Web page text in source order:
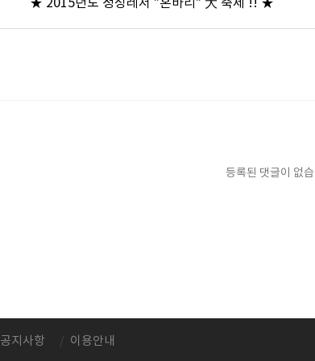
★ 2015년도 정성레저 "혼바리" 大 축제 !! ★
등록된 댓글이 없
공지사항 이용안내